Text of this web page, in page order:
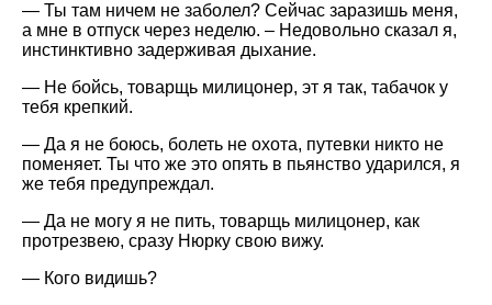
— Ты там ничем не заболел? Сейчас заразишь меня,
а мне в отпуск через неделю. – Недовольно сказал я,
инстинктивно задерживая дыхание.
— Не бойсь, товарщь милицонер, эт я так, табачок у
тебя крепкий.
— Да я не боюсь, болеть не охота, путевки никто не
поменяет. Ты что же это опять в пьянство ударился, я
же тебя предупреждал.
— Да не могу я не пить, товарщь милицонер, как
протрезвею, сразу Нюрку свою вижу.
— Кого видишь?